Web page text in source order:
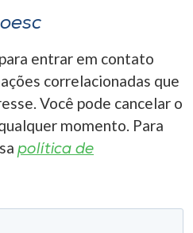
entrar em contato
correlacionadas que
Você pode cancelar o
momento. Para
política de